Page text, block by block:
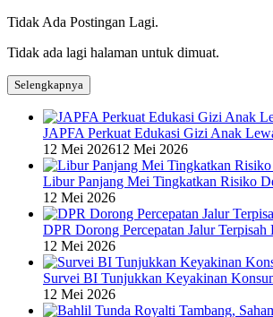
Tidak Ada Postingan Lagi.
Tidak ada lagi halaman untuk dimuat.
Selengkapnya
JAPFA Perkuat Edukasi Gizi Anak
12 Mei 202612 Mei 2026
Libur Panjang Mei Tingkatkan Risiko
12 Mei 2026
DPR Dorong Percepatan Jalur
12 Mei 2026
Survei BI Tunjukkan Keyakinan
12 Mei 2026